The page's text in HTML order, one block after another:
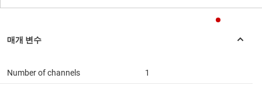
Number of channels 1